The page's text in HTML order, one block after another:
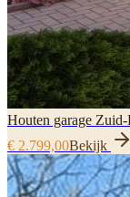
Houten garage
€ 2.799,00Bekijk